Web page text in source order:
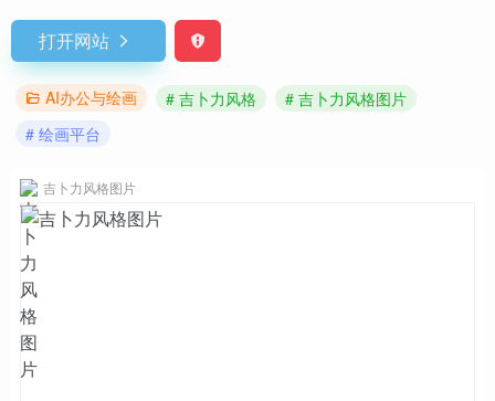
打开网站
AI办公与绘画 # 吉卜力风格
# 吉卜力风格图片
# 绘画平台
吉卜力风格图片